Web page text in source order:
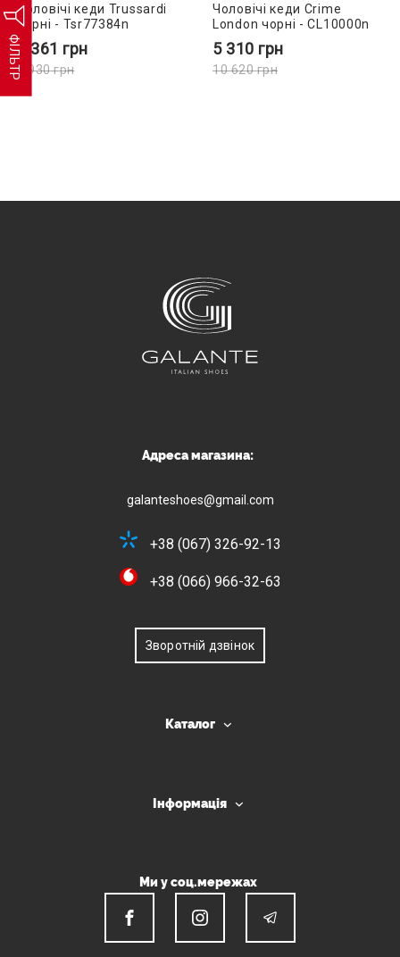
ФІЛЬТР
Чоловічі кеди Trussardi
чорні - Tsr77384n
4 361 грн
7 930грн
Чоловічі кеди Crime
London чорні - CL10000n
5 310 грн
10 620грн
Адреса магазина:
galanteshoes@gmail.com
+38 (067) 326-92-13
+38 (066) 966-32-63
Зворотній дзвінок
Каталог
Інформація
Ми у соц.мережах